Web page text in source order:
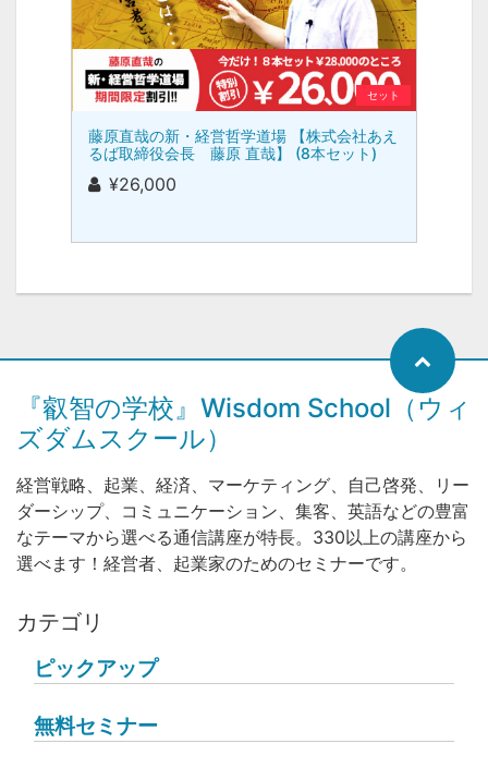
セット
藤原直哉の新・経営哲学道場 【株式会社あえ
るば取締役会長 藤原 直哉】 (8本セット)
¥26,000
『叡智の学校』Wisdom School（ウィ
ズダムスクール）
経営戦略、起業、経済、マーケティング、自己啓発、リー
ダーシップ、コミュニケーション、集客、英語などの豊富
なテーマから選べる通信講座が特長。330以上の講座から
選べます！経営者、起業家のためのセミナーです。
カテゴリ
ピックアップ
無料セミナー